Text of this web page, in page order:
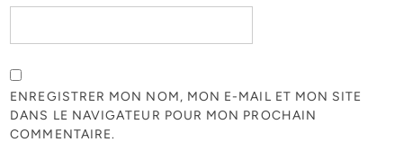
ENREGISTRER MON NOM, MON E-MAIL ET MON SITE
DANS LE NAVIGATEUR POUR MON PROCHAIN
COMMENTAIRE.